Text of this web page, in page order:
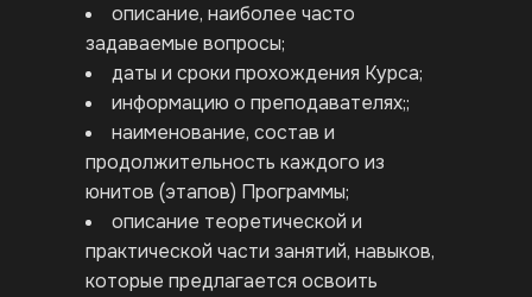
описание, наиболее часто
задаваемые вопросы;
даты и сроки прохождения Курса;
информацию о преподавателях;;
наименование, состав и
продолжительность каждого из
юнитов (этапов) Программы;
описание теоретической и
практической части занятий, навыков,
которые предлагается освоить